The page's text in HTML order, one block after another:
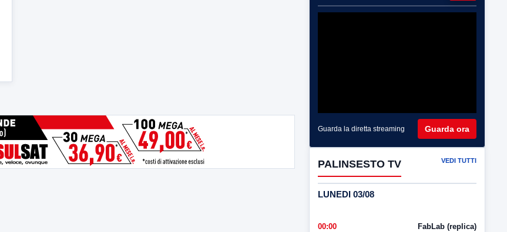
Guarda la diretta streaming Guarda ora
PALINSESTO TV VEDI TUTTI
LUNEDI 03/08
00:00 FabLab (replica)